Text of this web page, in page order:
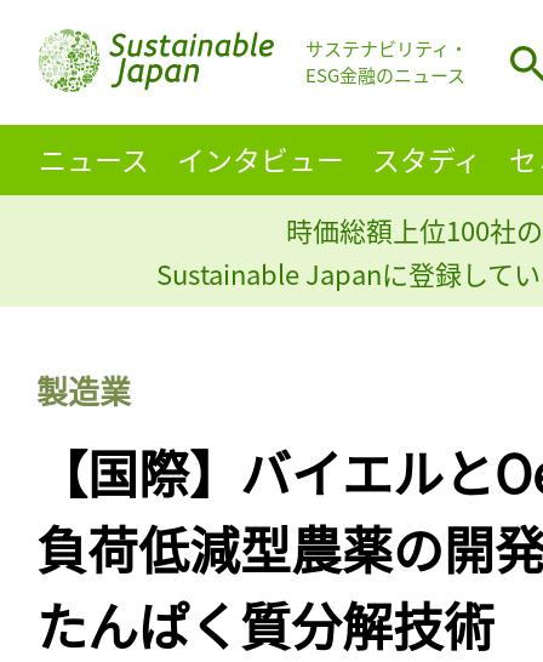
サステナビリティ・
ESG金融のニュース
ニュース インタビュー スタディ
時価総額上位100社
Sustainable Japanに登録して
製造業
【国際】バイエルと
負荷低減型農薬の開
たんぱく質分解技術